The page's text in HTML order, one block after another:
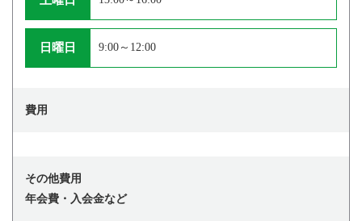
日曜日 9:00～12:00
費用
その他費用
年会費・入会金など